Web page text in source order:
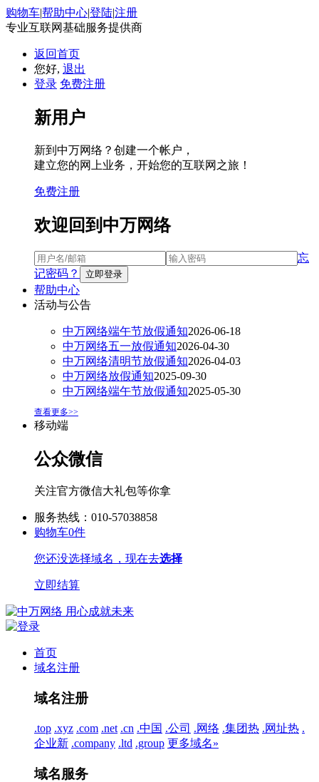
购物车|帮助中心|登陆|注册
专业互联网基础服务提供商
返回首页
您好, 退出
登录 免费注册
新用户
新到中万网络？创建一个帐户，
建立您的网上业务，开始您的互联网之旅！
免费注册
欢迎回到中万网络
忘
记密码？
帮助中心
活动与公告
中万网络端午节放假通知2026-06-18
中万网络五一放假通知2026-04-30
中万网络清明节放假通知2026-04-03
中万网络放假通知2025-09-30
中万网络端午节放假通知2025-05-30
查看更多>>
移动端
公众微信
关注官方微信大礼包等你拿
服务热线：010-57038858
购物车0件
您还没选择域名，现在去选择
立即结算
首页
域名注册
域名注册
.top .xyz .com .net .cn .中国 .公司 .网络 .集团热 .网址热 .
企业新 .company .ltd .group 更多域名»
域名服务